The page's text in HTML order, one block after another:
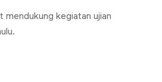
kegiatan ujian